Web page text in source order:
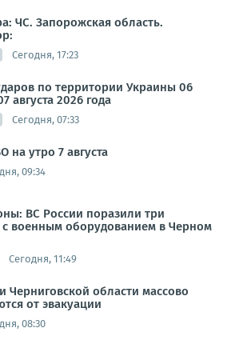
ЧС. Запорожская область.
Сегодня, 17:23
по территории Украины 06
августа 2026 года
Сегодня, 07:33
на утро 7 августа
09:34
ВС России поразили три
с военным оборудованием в Черном
Сегодня, 11:49
Черниговской области массово
от эвакуации
08:30